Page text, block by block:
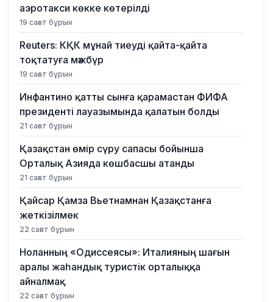
аэротакси көкке көтерілді
19 сағат бұрын
Reuters: КҚК мұнай тиеуді қайта-қайта
тоқтатуға мәжбүр
19 сағат бұрын
Инфантино қатты сынға қарамастан ФИФА
президенті лауазымында қалатын болды
21 сағат бұрын
Қазақстан өмір сүру сапасы бойынша
Орталық Азияда көшбасшы атанды
21 сағат бұрын
Қайсар Қамза Вьетнамнан Қазақстанға
жеткізілмек
22 сағат бұрын
Ноланның «Одиссеясы»: Италияның шағын
аралы жаһандық туристік орталыққа
айналмақ
22 сағат бұрын